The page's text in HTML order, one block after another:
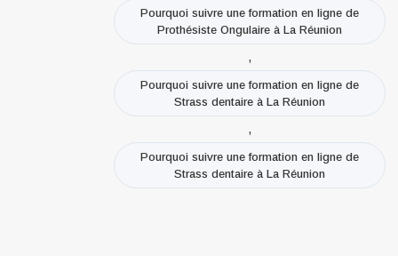
Pourquoi suivre une formation en ligne de
Prothésiste Ongulaire à La Réunion
,
Pourquoi suivre une formation en ligne de
Strass dentaire à La Réunion
,
Pourquoi suivre une formation en ligne de
Strass dentaire à La Réunion